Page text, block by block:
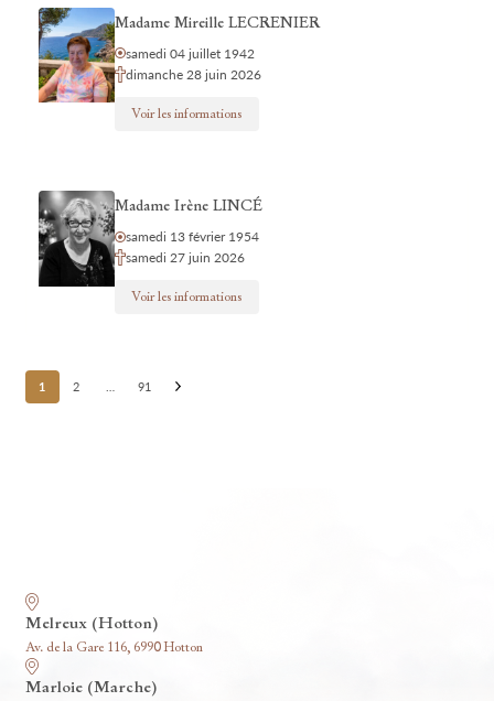
Madame Mireille LECRENIER
samedi 04 juillet 1942
dimanche 28 juin 2026
Voir les informations
Madame Irène LINCÉ
samedi 13 février 1954
samedi 27 juin 2026
Voir les informations
Posts
pagination
1 2 91
Melreux (Hotton)
Av. de la Gare 116, 6990 Hotton
Marloie (Marche)